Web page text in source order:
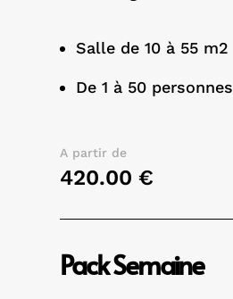
Salle de 10 à 55 m2
De 1 à 50 personnes
A partir de
420.00 €
Pack Semaine